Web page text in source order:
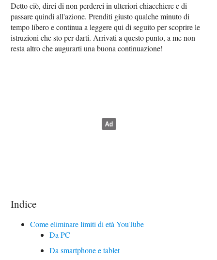
Detto ciò, direi di non perderci in ulteriori chiacchiere e di
passare quindi all'azione. Prenditi giusto qualche minuto di
tempo libero e continua a leggere qui di seguito per scoprire le
istruzioni che sto per darti. Arrivati a questo punto, a me non
resta altro che augurarti una buona continuazione!
Indice
Come eliminare limiti di età YouTube
Da PC
Da smartphone e tablet